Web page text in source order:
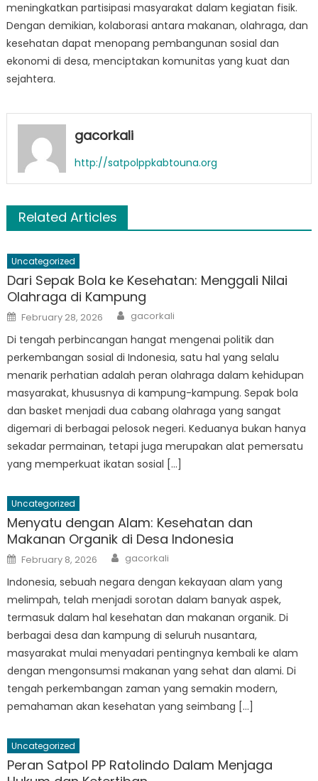
meningkatkan partisipasi masyarakat dalam kegiatan fisik.
Dengan demikian, kolaborasi antara makanan, olahraga, dan
kesehatan dapat menopang pembangunan sosial dan
ekonomi di desa, menciptakan komunitas yang kuat dan
sejahtera.
gacorkali
http://satpolppkabtouna.org
Related Articles
Uncategorized
Dari Sepak Bola ke Kesehatan: Menggali Nilai
Olahraga di Kampung
Posted
on
February 28, 2026 Author
gacorkali
Di tengah perbincangan hangat mengenai politik dan
perkembangan sosial di Indonesia, satu hal yang selalu
menarik perhatian adalah peran olahraga dalam kehidupan
masyarakat, khususnya di kampung-kampung. Sepak bola
dan basket menjadi dua cabang olahraga yang sangat
digemari di berbagai pelosok negeri. Keduanya bukan hanya
sekadar permainan, tetapi juga merupakan alat pemersatu
yang memperkuat ikatan sosial […]
Uncategorized
Menyatu dengan Alam: Kesehatan dan
Makanan Organik di Desa Indonesia
Posted
on
February 8, 2026 Author
gacorkali
Indonesia, sebuah negara dengan kekayaan alam yang
melimpah, telah menjadi sorotan dalam banyak aspek,
termasuk dalam hal kesehatan dan makanan organik. Di
berbagai desa dan kampung di seluruh nusantara,
masyarakat mulai menyadari pentingnya kembali ke alam
dengan mengonsumsi makanan yang sehat dan alami. Di
tengah perkembangan zaman yang semakin modern,
pemahaman akan kesehatan yang seimbang […]
Uncategorized
Peran Satpol PP Ratolindo Dalam Menjaga